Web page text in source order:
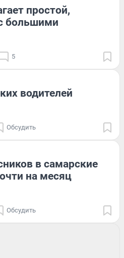
простой,
большими
5
водителей
Обсудить
в самарские
на месяц
Обсудить